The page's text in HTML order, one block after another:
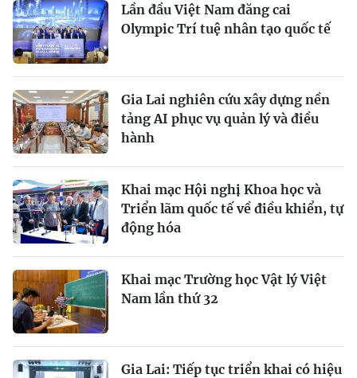
Lần đầu Việt Nam đăng cai
Olympic Trí tuệ nhân tạo quốc tế
Gia Lai nghiên cứu xây dựng nền
tảng AI phục vụ quản lý và điều
hành
Khai mạc Hội nghị Khoa học và
Triển lãm quốc tế về điều khiển, tự
động hóa
Khai mạc Trường học Vật lý Việt
Nam lần thứ 32
Gia Lai: Tiếp tục triển khai có hiệu